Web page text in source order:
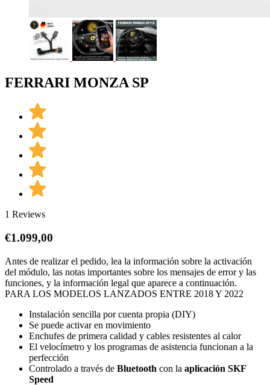
FERRARI MONZA SP
1 Reviews
€1.099,00
Antes de realizar el pedido, lea la información sobre la activación
del módulo, las notas importantes sobre los mensajes de error y las
funciones, y la información legal que aparece a continuación.
PARA LOS MODELOS LANZADOS ENTRE 2018 Y 2022
Instalación sencilla por cuenta propia (DIY)
Se puede activar en movimiento
Enchufes de primera calidad y cables resistentes al calor
El velocímetro y los programas de asistencia funcionan a la
perfección
Controlado a través de Bluetooth con la aplicación SKF
Speed